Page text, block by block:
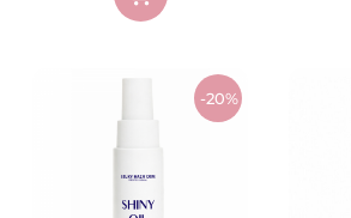
-20%